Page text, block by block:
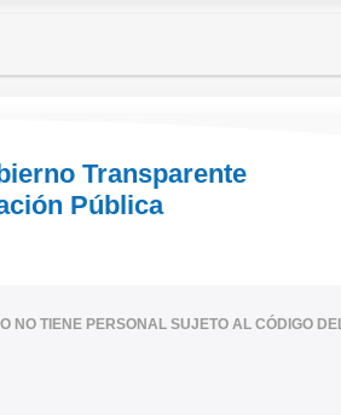
Transparente
Pública
NO TIENE PERSONAL SUJETO AL CÓDIGO